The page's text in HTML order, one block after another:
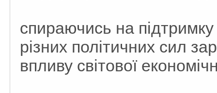
спираючись на підтримку
різних політичних сил
впливу світової